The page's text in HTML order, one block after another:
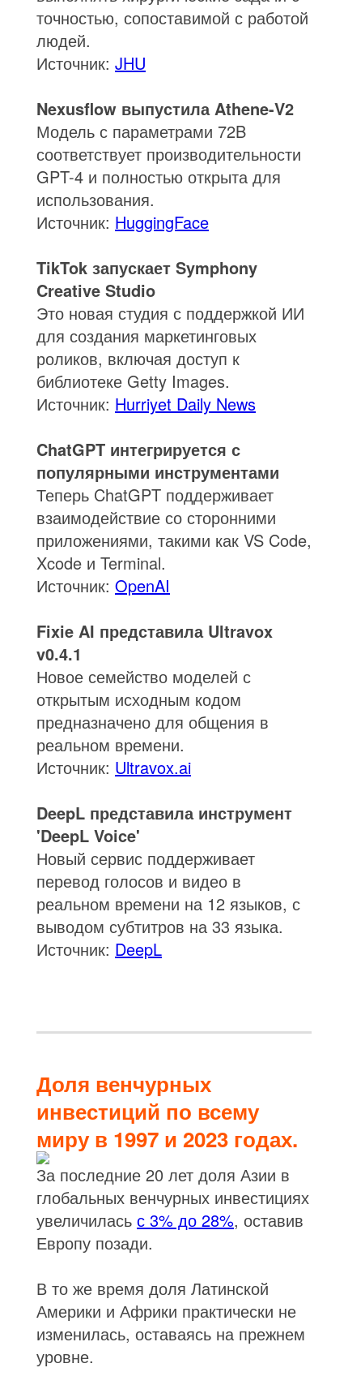
точностью, сопоставимой с работой
людей.
Источник: JHU
Nexusflow выпустила Athene-V2
Модель с параметрами 72B
соответствует производительности
GPT-4 и полностью открыта для
использования.
Источник: HuggingFace
TikTok запускает Symphony
Creative Studio
Это новая студия с поддержкой ИИ
для создания маркетинговых
роликов, включая доступ к
библиотеке Getty Images.
Источник: Hurriyet Daily News
ChatGPT интегрируется с
популярными инструментами
Теперь ChatGPT поддерживает
взаимодействие со сторонними
приложениями, такими как VS Code,
Xcode и Terminal.
Источник: OpenAI
Fixie AI представила Ultravox
v0.4.1
Новое семейство моделей с
открытым исходным кодом
предназначено для общения в
реальном времени.
Источник: Ultravox.ai
DeepL представила инструмент
'DeepL Voice'
Новый сервис поддерживает
перевод голосов и видео в
реальном времени на 12 языков, с
выводом субтитров на 33 языка.
Источник: DeepL
Доля венчурных
инвестиций по всему
миру в 1997 и 2023 годах.
За последние 20 лет доля Азии в
глобальных венчурных инвестициях
увеличилась с 3% до 28%, оставив
Европу позади.
В то же время доля Латинской
Америки и Африки практически не
изменилась, оставаясь на прежнем
уровне.